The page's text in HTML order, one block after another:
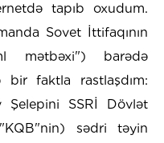
tapıb oxudum.
Sovet İttifaqının
mətbəxi") barədə
faktla rastlaşdım:
SSRİ Dövlət
sədri təyin